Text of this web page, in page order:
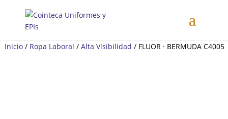
Inicio / Ropa Laboral / Alta Visibilidad / FLUOR · BERMUDA C4005